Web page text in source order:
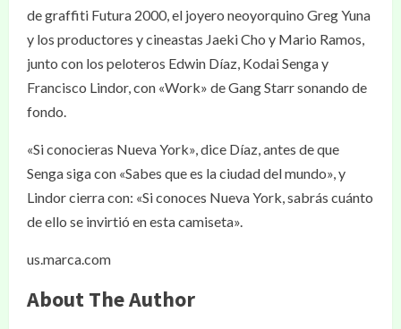
de graffiti Futura 2000, el joyero neoyorquino Greg Yuna
y los productores y cineastas Jaeki Cho y Mario Ramos,
junto con los peloteros Edwin Díaz, Kodai Senga y
Francisco Lindor, con «Work» de Gang Starr sonando de
fondo.
«Si conocieras Nueva York», dice Díaz, antes de que
Senga siga con «Sabes que es la ciudad del mundo», y
Lindor cierra con: «Si conoces Nueva York, sabrás cuánto
de ello se invirtió en esta camiseta».
us.marca.com
About The Author